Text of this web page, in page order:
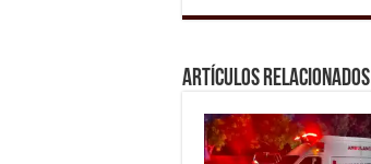
Artículos relacionados